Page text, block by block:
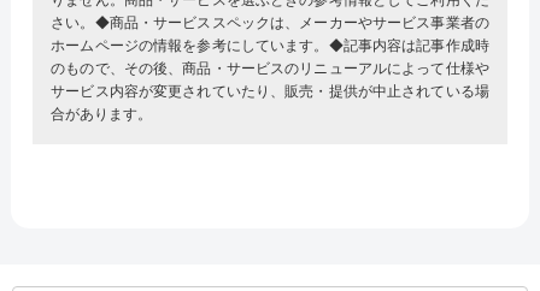
さい。◆商品・サービススペックは、メーカーやサービス事業者の
ホームページの情報を参考にしています。◆記事内容は記事作成時
のもので、その後、商品・サービスのリニューアルによって仕様や
サービス内容が変更されていたり、販売・提供が中止されている場
合があります。